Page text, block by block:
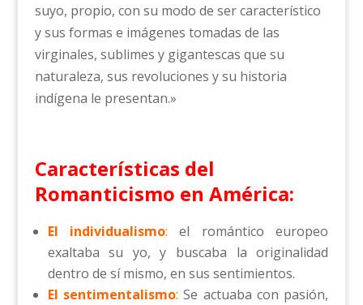
suyo, propio, con su modo de ser característico
y sus formas e imágenes tomadas de las
virginales, sublimes y gigantescas que su
naturaleza, sus revoluciones y su historia
indígena le presentan.»
Características del
Romanticismo en América:
El individualismo: el romántico europeo
exaltaba su yo, y buscaba la originalidad
dentro de sí mismo, en sus sentimientos.
El sentimentalismo: Se actuaba con pasión,